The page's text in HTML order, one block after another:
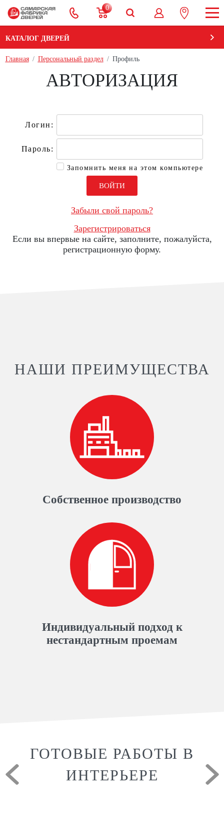
0
КАТАЛОГ ДВЕРЕЙ
Главная Персональный раздел Профиль
АВТОРИЗАЦИЯ
Логин:
Пароль:
Запомнить меня на этом компьютере
ВОЙТИ
Забыли свой пароль?
Зарегистрироваться
Если вы впервые на сайте, заполните, пожалуйста,
регистрационную форму.
НАШИ ПРЕИМУЩЕСТВА
Собственное производство
Индивидуальный подход к
нестандартным проемам
ГОТОВЫЕ РАБОТЫ В
ИНТЕРЬЕРЕ